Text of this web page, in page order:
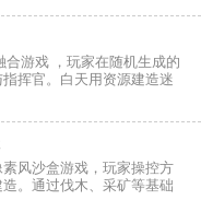
合游戏 ，玩家在随机生成的
挥官。白天用资源建造迷
御怪物潮。独创 “物理陷
素风沙盒游戏，玩家操控方
。通过伐木、采矿等基础
。昼夜交替与天气变化影